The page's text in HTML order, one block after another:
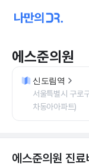
에스준의원
신도림역
서울특별시 구로
차동아아파트)
에스준의원 진료